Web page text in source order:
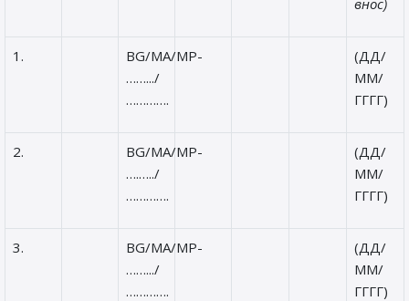
внос)
1.
BG/MA/MP-
…….../
………….
(ДД/
ММ/
ГГГГ)
2.
BG/MA/MP-
….…../
………….
(ДД/
ММ/
ГГГГ)
3.
BG/MA/MP-
…….../
………….
(ДД/
ММ/
ГГГГ)